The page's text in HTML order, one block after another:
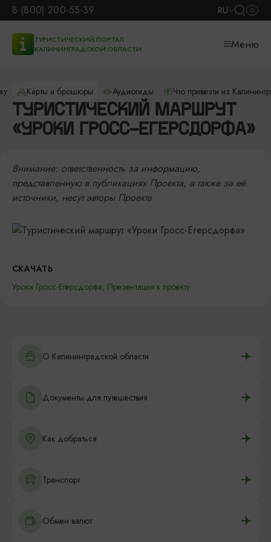
8 (800) 200-55-39 RU
ТУРИСТИЧЕСКИЙ ПОРТАЛ
КАЛИНИНГРАДСКОЙ ОБЛАСТИ
Меню
Карты и брошюры Аудиогиды Что привезти из
О Калининградской области
Документы для путешествия
Как добраться
Транспорт
Обмен валют
ТУРИСТИЧЕСКИЙ МАРШРУТ
«УРОКИ ГРОСС-ЕГЕРСДОРФА»
Внимание: ответственность за информацию,
представленную в публикациях Проекта, а такжеза её
источники, несут авторы Проекта
СКАЧАТЬ
Уроки Гросс-Егерсдорфа, Презентация к проекту